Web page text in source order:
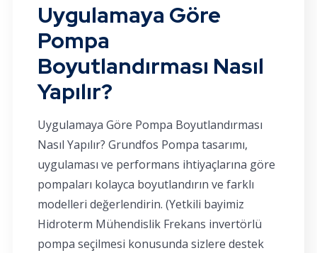
Uygulamaya Göre
Pompa
Boyutlandırması Nasıl
Yapılır?
Uygulamaya Göre Pompa Boyutlandırması
Nasıl Yapılır? Grundfos Pompa tasarımı,
uygulaması ve performans ihtiyaçlarına göre
pompaları kolayca boyutlandırın ve farklı
modelleri değerlendirin. (Yetkili bayimiz
Hidroterm Mühendislik Frekans invertörlü
pompa seçilmesi konusunda sizlere destek